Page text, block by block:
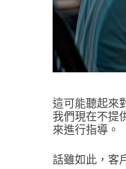
這可能聽起來
我們現在不提
來進行指導。
話雖如此，客